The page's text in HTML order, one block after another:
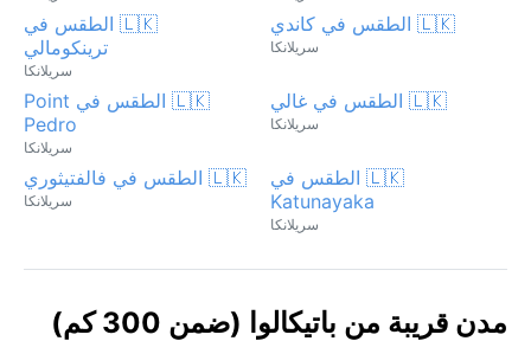
🇱🇰 الطقس في كاندي
سريلانكا
🇱🇰 الطقس في
ترينكومالي
سريلانكا
🇱🇰 الطقس في غالي
سريلانكا
🇱🇰 الطقس في Point
Pedro
سريلانكا
🇱🇰 الطقس في
Katunayaka
سريلانكا
🇱🇰 الطقس في فالفتيثوري
سريلانكا
مدن قريبة من باتيكالوا (ضمن 300 كم)